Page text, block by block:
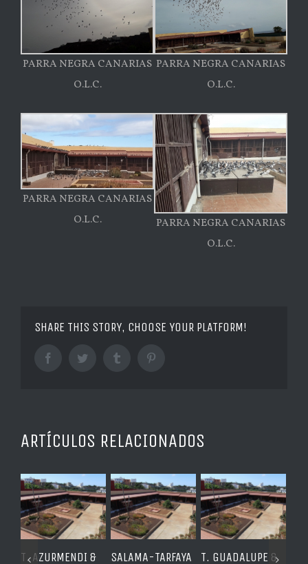
PARRA NEGRA CANARIAS
O.L.C.
PARRA NEGRA CANARIAS
O.L.C.
PARRA NEGRA CANARIAS
O.L.C.
PARRA NEGRA CANARIAS
O.L.C.
SHARE THIS STORY, CHOOSE YOUR PLATFORM!
Facebook Twitter Tumblr
ARTÍCULOS RELACIONADOS
SALAMA-TARFAYA T. GUADALUPE & RINCÓN